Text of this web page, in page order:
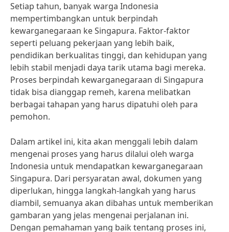
Setiap tahun, banyak warga Indonesia
mempertimbangkan untuk berpindah
kewarganegaraan ke Singapura. Faktor-faktor
seperti peluang pekerjaan yang lebih baik,
pendidikan berkualitas tinggi, dan kehidupan yang
lebih stabil menjadi daya tarik utama bagi mereka.
Proses berpindah kewarganegaraan di Singapura
tidak bisa dianggap remeh, karena melibatkan
berbagai tahapan yang harus dipatuhi oleh para
pemohon.
Dalam artikel ini, kita akan menggali lebih dalam
mengenai proses yang harus dilalui oleh warga
Indonesia untuk mendapatkan kewarganegaraan
Singapura. Dari persyaratan awal, dokumen yang
diperlukan, hingga langkah-langkah yang harus
diambil, semuanya akan dibahas untuk memberikan
gambaran yang jelas mengenai perjalanan ini.
Dengan pemahaman yang baik tentang proses ini,